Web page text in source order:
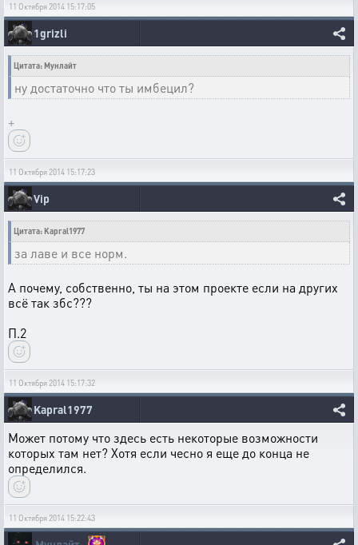
11 Октября 2014 15:17:05
1grizli
Цитата: Мунлайт
ну достаточно что ты имбецил?
+
11 Октября 2014 15:17:23
Vip
Цитата: Kapral1977
за лаве и все норм.
А почему, собственно, ты на этом проекте если на других
всё так збс???
П.2
11 Октября 2014 15:17:32
Kapral1977
Может потому что здесь есть некоторые возможности
которых там нет? Хотя если чесно я еще до конца не
определился.
11 Октября 2014 15:22:43